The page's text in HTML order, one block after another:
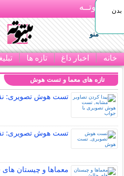
بـیتوتــه
منو
خانه اخبار داغ تازه ها
تازه های معما و تست هوش
تست هوش تصویری:
تست هوش تصویری:
معماها و چیستان های